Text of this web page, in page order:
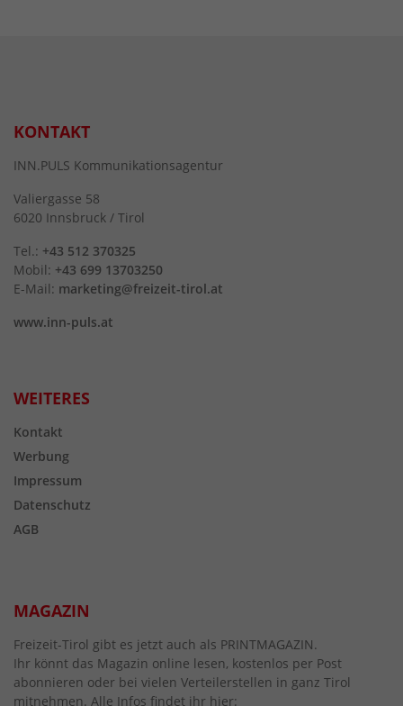
KONTAKT
INN.PULS Kommunikationsagentur
Valiergasse 58
6020 Innsbruck / Tirol
Tel.: +43 512 370325
Mobil: +43 699 13703250
E-Mail: marketing@freizeit-tirol.at
www.inn-puls.at
WEITERES
Kontakt
Werbung
Impressum
Datenschutz
AGB
MAGAZIN
Freizeit-Tirol gibt es jetzt auch als PRINTMAGAZIN.
Ihr könnt das Magazin online lesen, kostenlos per Post
abonnieren oder bei vielen Verteilerstellen in ganz Tirol
mitnehmen. Alle Infos findet ihr hier: